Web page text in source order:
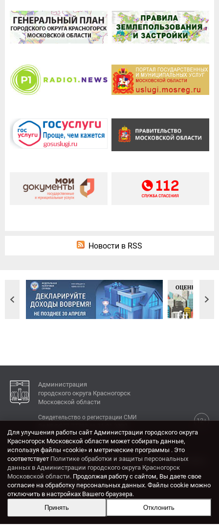
Новости в RSS
Администрация
городского округа Красногорск
Московской области
12+
Свидетельство о регистрации СМИ
КОНТАКТЫ
Адрес: 143404, Московская область, г. Красногорск,
ул. Ленина, дом 4.
Электронная почта:
krasrn@mosreg.ru
Разработка и поддержка сайта ADN
Для улучшения работы сайт Администрации городского округа
Красногорск Московской области может собирать данные,
используя файлы «cookie» и метрические программы . Это
соответствует Политике обработки и защиты персональных
данных в Администрации городского округа Красногорск
Московской области. Продолжая работу с сайтом, Вы даете свое
согласие на обработку персональных данных. Файлы cookie можно
отключить в настройках Вашего браузера.
Принять
Отклонить